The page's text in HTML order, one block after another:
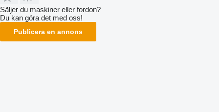
Säljer du maskiner eller fordon?
Du kan göra det med oss!
Publicera en annons